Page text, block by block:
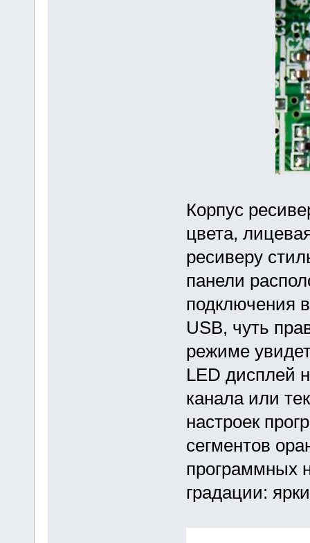
Корпус
цвета,
ресиверу
панели
подключения
USB, чуть
режиме
LED дисплей
канала или
настроек
сегментов
программных
градации: